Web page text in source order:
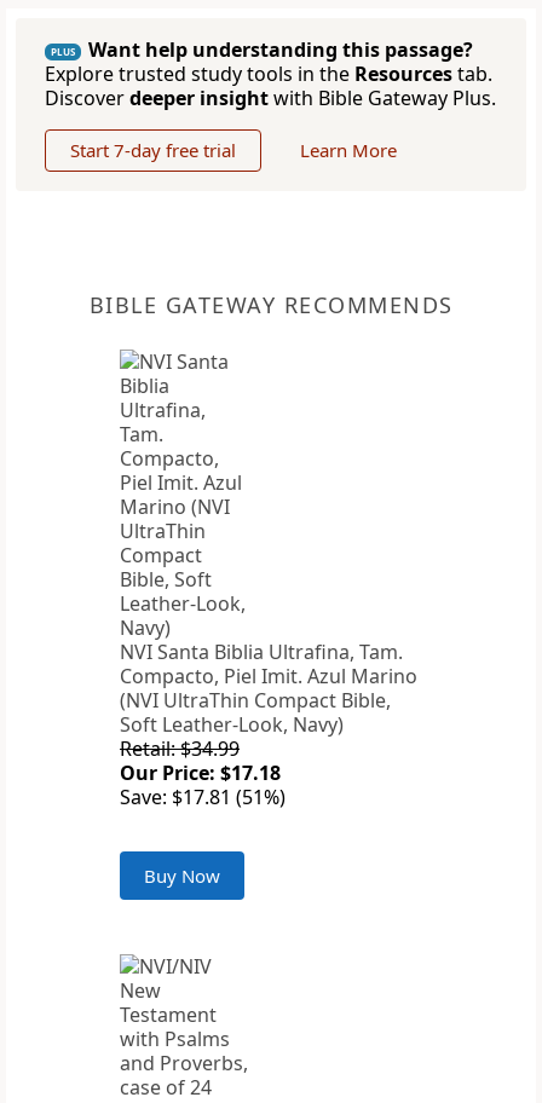
PLUS
Want help understanding this passage?
Explore trusted study tools in the Resourcestab.
Discoverdeeper insightwith Bible Gateway Plus.
Start 7-day free trial Learn More
BIBLE GATEWAY RECOMMENDS
NVI Santa Biblia Ultrafina, Tam.
Compacto, Piel Imit. Azul Marino
(NVI UltraThin Compact Bible,
Soft Leather-Look, Navy)
Retail: $34.99
Our Price: $17.18
Save: $17.81 (51%)
Buy Now